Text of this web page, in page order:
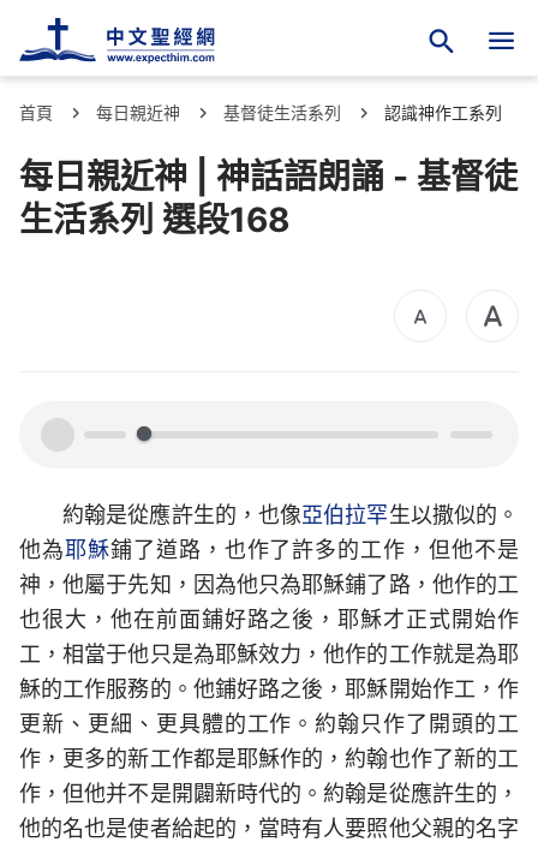
首頁 每日親近神 基督徒生活系列 認識神作工系列
每日親近神 | 神話語朗誦 - 基督徒
生活系列 選段168
00:00 00:00
約翰是從應許生的，也像亞伯拉罕生以撒似的。
他為耶穌鋪了道路，也作了許多的工作，但他不是
神，他屬于先知，因為他只為耶穌鋪了路，他作的工
也很大，他在前面鋪好路之後，耶穌才正式開始作
工，相當于他只是為耶穌效力，他作的工作就是為耶
穌的工作服務的。他鋪好路之後，耶穌開始作工，作
更新、更細、更具體的工作。約翰只作了開頭的工
作，更多的新工作都是耶穌作的，約翰也作了新的工
作，但他并不是開闢新時代的。約翰是從應許生的，
他的名也是使者給起的，當時有人要照他父親的名字